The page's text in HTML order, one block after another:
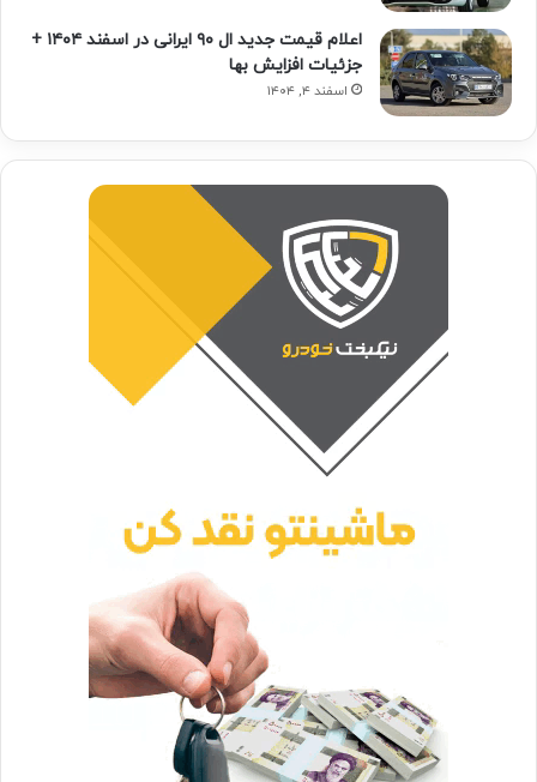
اعلام قیمت جدید ال ۹۰ ایرانی در اسفند ۱۴۰۴ +
جزئیات افزایش بها
اسفند ۴, ۱۴۰۴